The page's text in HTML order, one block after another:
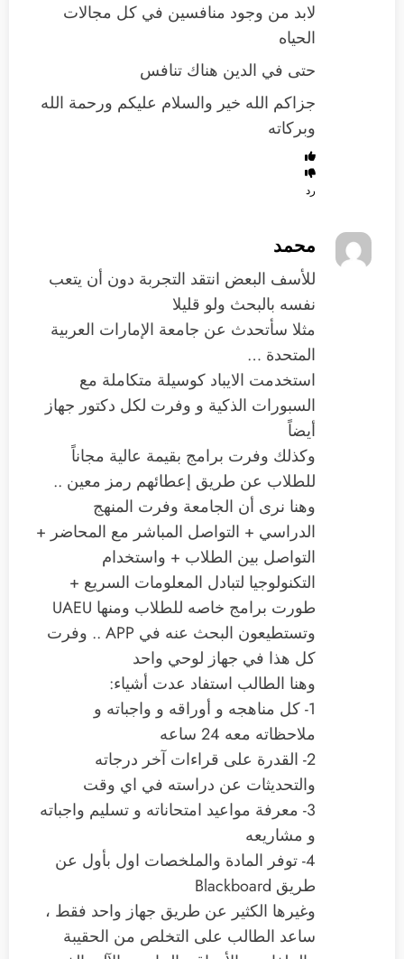
لابد من وجود منافسين في كل مجالات
الحياه
حتى في الدين هناك تنافس
جزاكم الله خير والسلام عليكم ورحمة الله
وبركاته
رد
محمد
للأسف البعض انتقد التجربة دون أن يتعب
نفسه بالبحث ولو قليلا
مثلا سأتحدث عن جامعة الإمارات العربية
المتحدة …
استخدمت الايباد كوسيلة متكاملة مع
السبورات الذكية و وفرت لكل دكتور جهاز
أيضاً
وكذلك وفرت برامج بقيمة عالية مجاناً
للطلاب عن طريق إعطائهم رمز معين ..
وهنا نرى أن الجامعة وفرت المنهج
الدراسي + التواصل المباشر مع المحاضر +
التواصل بين الطلاب + واستخدام
التكنولوجيا لتبادل المعلومات السريع +
طورت برامج خاصه للطلاب ومنها UAEU
وتستطيعون البحث عنه في APP .. وفرت
كل هذا في جهاز لوحي واحد
وهنا الطالب استفاد عدت أشياء:
1- كل مناهجه و أوراقه و واجباته و
ملاحظاته معه 24 ساعه
2- القدرة على قراءات آخر درجاته
والتحديثات عن دراسته في اي وقت
3- معرفة مواعيد امتحاناته و تسليم واجباته
و مشاريعه
4- توفر المادة والملخصات اول بأول عن
طريق Blackboard
وغيرها الكثير عن طريق جهاز واحد فقط ،
ساعد الطالب على التخلص من الحقيبة